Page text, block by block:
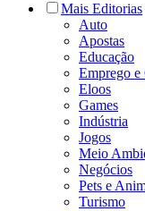
Mais Editorias
Auto
Apostas
Educação
Emprego e
Eloos
Games
Indústria
Jogos
Meio
Negócios
Pets e
Turismo